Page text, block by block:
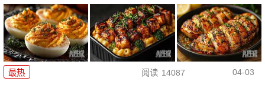
最热 阅读 14087 04-03